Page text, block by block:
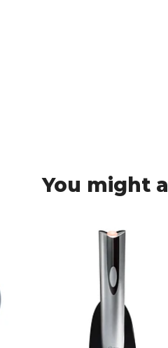
You might